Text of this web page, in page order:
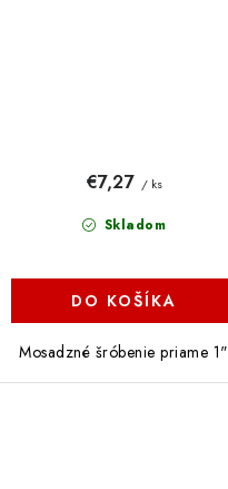
Skladom
€7,27 / ks
DO KOŠÍKA
Mosadzné šróbenie priame 1"